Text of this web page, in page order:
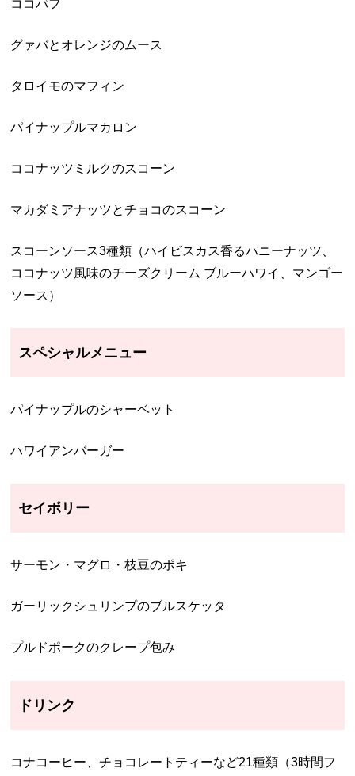
ココパフ
グァバとオレンジのムース
タロイモのマフィン
パイナップルマカロン
ココナッツミルクのスコーン
マカダミアナッツとチョコのスコーン
スコーンソース3種類（ハイビスカス香るハニーナッツ、
ココナッツ風味のチーズクリーム ブルーハワイ、マンゴー
ソース）
スペシャルメニュー
パイナップルのシャーベット
ハワイアンバーガー
セイボリー
サーモン・マグロ・枝豆のポキ
ガーリックシュリンプのブルスケッタ
プルドポークのクレープ包み
ドリンク
コナコーヒー、チョコレートティーなど21種類（3時間フ